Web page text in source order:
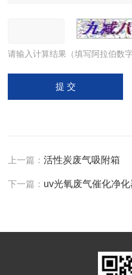
请输入计算结果（填写阿拉伯数
上一篇：活性炭废气吸附箱
下一篇： uv光氧废气催化净化